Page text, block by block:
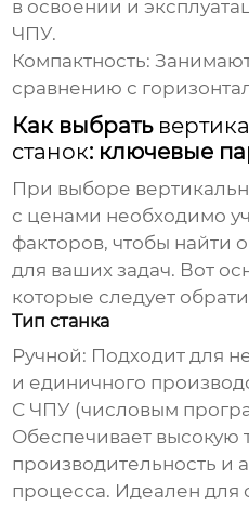
в освоении и
ЧПУ.
Компактность:
сравнению с
Как выбрать
станок: ключевые
При выборе
с ценами необходимо
факторов, чтобы найти
для ваших задач. Вот
которые следует
Тип станка
Ручной: Подходит для
и единичного
С ЧПУ (числовым
Обеспечивает высокую
производительность и
процесса. Идеален для